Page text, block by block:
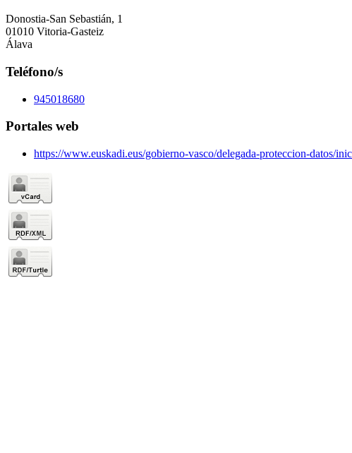
Donostia-San Sebastián, 1
01010 Vitoria-Gasteiz
Álava
Teléfono/s
945018680
Portales web
https://www.euskadi.eus/gobierno-vasco/delegada-proteccion-datos/